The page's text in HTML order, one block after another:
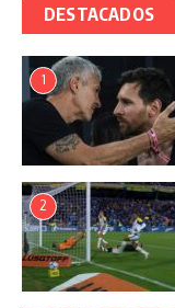
DESTACADOS
1
2